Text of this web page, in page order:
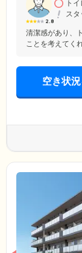
2.8
ト
ス
清潔感があり、
ことを考えてく
空き状